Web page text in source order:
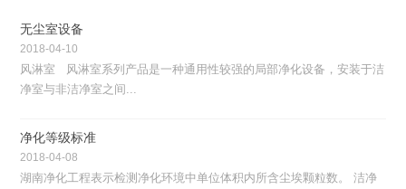
无尘室设备
2018-04-10
风淋室 风淋室系列产品是一种通用性较强的局部净化设备，安装于洁
净室与非洁净室之间...
净化等级标准
2018-04-08
湖南净化工程表示检测净化环境中单位体积内所含尘埃颗粒数。 洁净